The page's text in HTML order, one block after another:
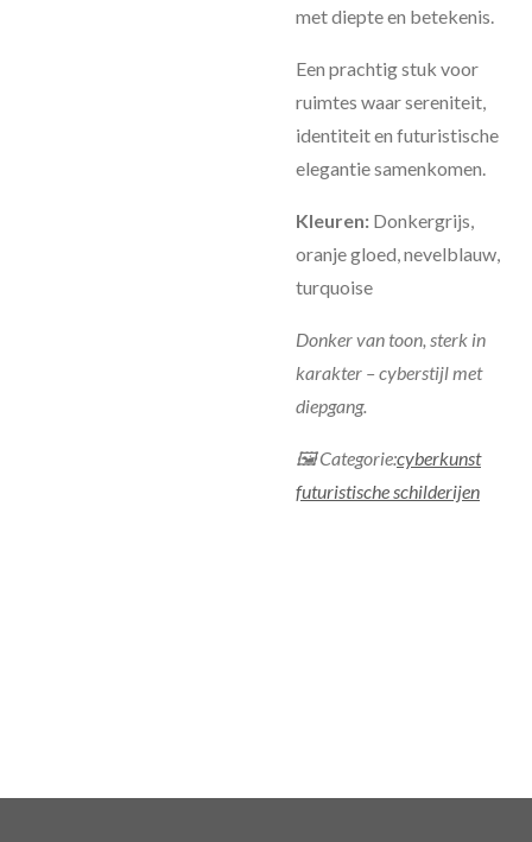
met diepte en betekenis.
Een prachtig stuk voor
ruimtes waar sereniteit,
identiteit en futuristische
elegantie samenkomen.
Kleuren: Donkergrijs,
oranje gloed, nevelblauw,
turquoise
Donker van toon, sterk in
karakter – cyberstijl met
diepgang.
🖼 Categorie:cyberkunst
futuristische schilderijen